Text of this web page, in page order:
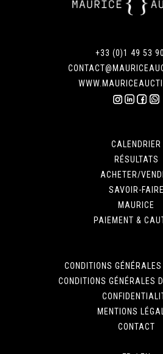
+33 (0)1 49 53
CALENDRIER
RÉSULTATS
ACHETER/
SAVOIR-FAIRE
MAURICE
PAIEMENT &
CONDITIONS
CONDITIONS GÉNÉRALES
MENTIONS
CONTACT